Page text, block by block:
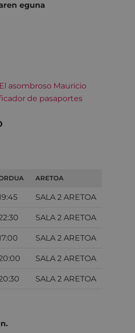
eguna
ARETOA
SALA 2 ARETOA
SALA 2 ARETOA
SALA 2 ARETOA
SALA 2 ARETOA
SALA 2 ARETOA